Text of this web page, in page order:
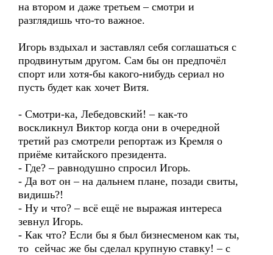
на втором и даже третьем – смотри и
разглядишь что-то важное.
Игорь вздыхал и заставлял себя соглашаться с
продвинутым другом. Сам бы он предпочёл
спорт или хотя-бы какого-нибудь сериал но
пусть будет как хочет Витя.
- Смотри-ка, Лебедовский! – как-то
воскликнул Виктор когда они в очередной
третий раз смотрели репортаж из Кремля о
приёме китайского президента.
- Где? – равнодушно спросил Игорь.
- Да вот он – на дальнем плане, позади свиты,
видишь?!
- Ну и что? – всё ещё не выражая интереса
зевнул Игорь.
- Как что? Если бы я был бизнесменом как ты,
то сейчас же бы сделал крупную ставку! – с